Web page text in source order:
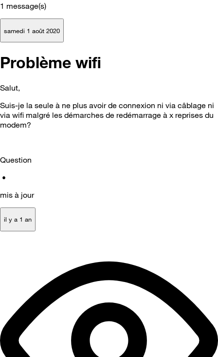
1 message(s)
samedi 1 août 2020
Problème wifi
Salut,
Suis-je la seule à ne plus avoir de connexion ni via câblage ni
via wifi malgré les démarches de redémarrage à x reprises du
modem?
Question
•
mis à jour
il y a 1 an